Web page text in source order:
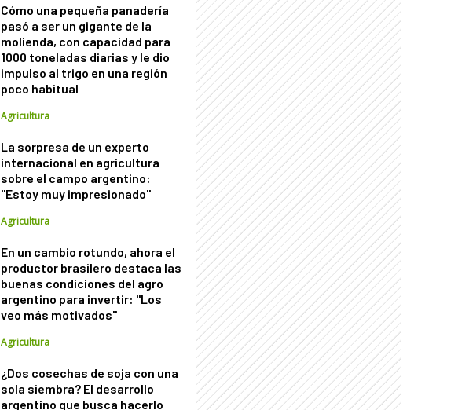
Cómo una pequeña panadería
pasó a ser un gigante de la
molienda, con capacidad para
1000 toneladas diarias y le dio
impulso al trigo en una región
poco habitual
Agricultura
La sorpresa de un experto
internacional en agricultura
sobre el campo argentino:
"Estoy muy impresionado"
Agricultura
En un cambio rotundo, ahora el
productor brasilero destaca las
buenas condiciones del agro
argentino para invertir: "Los
veo más motivados"
Agricultura
¿Dos cosechas de soja con una
sola siembra? El desarrollo
argentino que busca hacerlo